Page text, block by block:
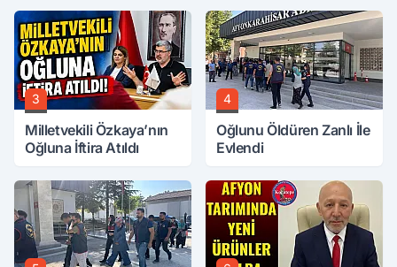
3
Milletvekili Özkaya’nın
Oğluna İftira Atıldı
4
Oğlunu Öldüren Zanlı İle
Evlendi